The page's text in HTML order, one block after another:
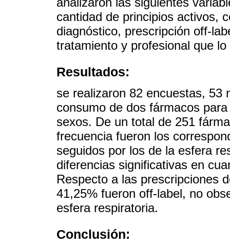
cantidad de principios activos,
diagnóstico, prescripción off-
tratamiento y profesional que
Resultados:
se realizaron 82 encuestas, 53
consumo de dos fármacos
sexos. De un total de 251
frecuencia fueron los
seguidos por los de la esfera
diferencias significativas en
Respecto a las prescripciones
41,25% fueron off-label, no
esfera respiratoria.
Conclusión: